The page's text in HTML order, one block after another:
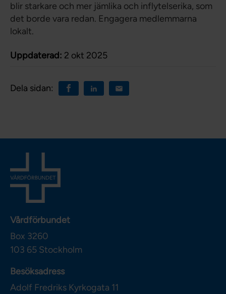
blir starkare och mer jämlika och inflytelserika, som
det borde vara redan. Engagera medlemmarna
lokalt.
Uppdaterad: 2 okt 2025
Dela sidan:
Vårdförbundet
Box 3260
103 65 Stockholm
Besöksadress
Adolf Fredriks Kyrkogata 11